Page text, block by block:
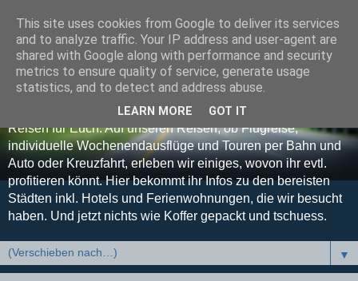
Koffer gepackt und
tschuess
Euer Reise-Blog - Unsere Erfahrungen, Tipps und Tricks auf
Reisen für Euch. Auf unseren Reisen, ob Flugreise,
individuelle Wochenendausflüge und Touren per Bahn und
Auto oder Kreuzfahrt, erleben wir einiges, wovon ihr evtl.
profitieren könnt. Hier bekommt ihr Infos zu den bereisten
Städten inkl. Hotels und Ferienwohnungen, die wir besucht
haben. Und jetzt nichts wie Koffer gepackt und tschuess.
▼
This site uses cookies from Google to deliver its services
and to analyze traffic. Your IP address and user-agent are
shared with Google along with performance and security
metrics to ensure quality of service, generate usage
statistics, and to detect and address abuse.
LEARN MORE GOT IT